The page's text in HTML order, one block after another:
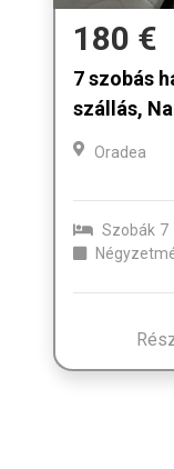
180 €
7 szobás
szállás,
Oradea
Szobák 7